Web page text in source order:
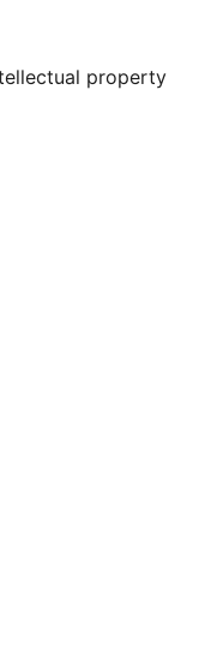
property